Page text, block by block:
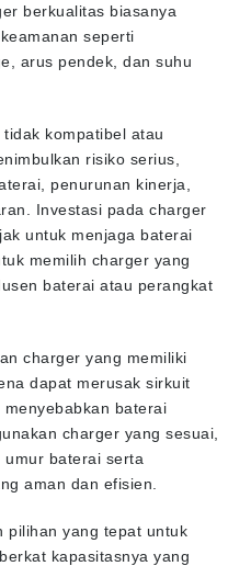
berkualitas biasanya
seperti
arus pendek, dan suhu
kompatibel atau
risiko serius,
penurunan kinerja,
Investasi pada charger
untuk menjaga baterai
memilih charger yang
baterai atau perangkat
charger yang memiliki
dapat merusak sirkuit
baterai
charger yang sesuai,
umur baterai serta
aman dan efisien.
pilihan yang tepat untuk
kapasitasnya yang